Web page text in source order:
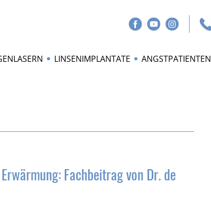
LINSENIMPLANTATE ANGSTPATIENTEN
Fachbeitrag von Dr. de